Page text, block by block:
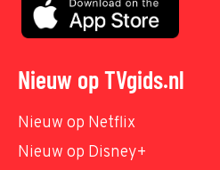
Nieuw op TVgids.nl
Nieuw op Netflix
Nieuw op Disney+